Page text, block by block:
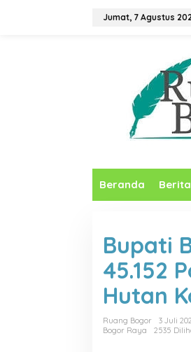
Jumat, 7 Agustus
Beranda Berita
Bupati
45.152
Hutan
Ruang Bogor
3 Juli
Bogor Raya
2535